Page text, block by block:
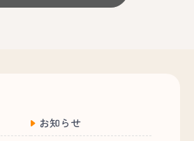
お知らせ